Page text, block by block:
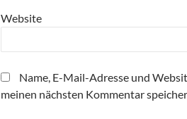
Website
Name, E-Mail-Adresse und
meinen nächsten Kommentar